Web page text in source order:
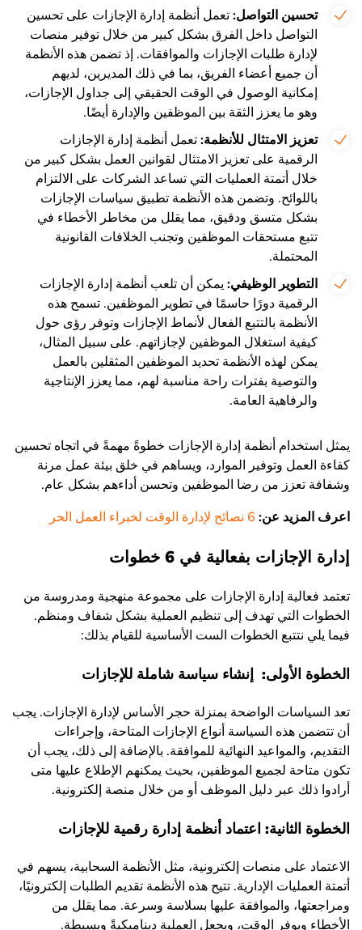
تحسين التواصل:تعمل أنظمة إدارة الإجازات على تحسين
التواصل داخل الفرق بشكل كبير من خلال توفير منصات
لإدارة طلبات الإجازات والموافقات. إذ تضمن هذه الأنظمة
أن جميع أعضاء الفريق، بما في ذلك المديرين، لديهم
إمكانية الوصول في الوقت الحقيقي إلى جداول الإجازات،
وهو ما يعزز الثقة بين الموظفين والإدارة أيضًا.
تعزيز الامتثال للأنظمة:تعمل أنظمة إدارة الإجازات
الرقمية على تعزيز الامتثال لقوانين العمل بشكل كبير من
خلال أتمتة العمليات التي تساعد الشركات على الالتزام
باللوائح. وتضمن هذه الأنظمة تطبيق سياسات الإجازات
بشكل متسق ودقيق، مما يقلل من مخاطر الأخطاء في
تتبع مستحقات الموظفين وتجنب الخلافات القانونية
المحتملة.
التطوير الوظيفي:يمكن أن تلعب أنظمة إدارة الإجازات
الرقمية دورًا حاسمًا في تطوير الموظفين. تسمح هذه
الأنظمة بالتتبع الفعال لأنماط الإجازات وتوفر رؤى حول
كيفية استغلال الموظفين لإجازاتهم. على سبيل المثال،
يمكن لهذه الأنظمة تحديد الموظفين المثقلين بالعمل
والتوصية بفترات راحة مناسبة لهم، مما يعزز الإنتاجية
والرفاهية العامة.
يمثل استخدام أنظمة إدارة الإجازات خطوةً مهمةً في اتجاه تحسين
كفاءة العمل وتوفير الموارد، ويساهم في خلق بيئة عمل مرنة
وشفافة تعزز من رضا الموظفين وتحسن أداءهم بشكل عام.
اعرف المزيد عن: 6 نصائح لإدارة الوقت لخبراء العمل الحر
إدارة الإجازات بفعالية في 6 خطوات
تعتمد فعالية إدارة الإجازات على مجموعة منهجية ومدروسة من
الخطوات التي تهدف إلى تنظيم العملية بشكل شفاف ومنظم.
فيما يلي نتتبع الخطوات الست الأساسية للقيام بذلك:
الخطوة الأولى: إنشاء سياسة شاملة للإجازات
تعد السياسات الواضحة بمنزلة حجر الأساس لإدارة الإجازات. يجب
أن تتضمن هذه السياسة أنواع الإجازات المتاحة، وإجراءات
التقديم، والمواعيد النهائية للموافقة. بالإضافة إلى ذلك، يجب أن
تكون متاحة لجميع الموظفين، بحيث يمكنهم الإطلاع عليها متى
أرادوا ذلك عبر دليل الموظف أو من خلال منصة إلكترونية.
الخطوة الثانية: اعتماد أنظمة إدارة رقمية للإجازات
الاعتماد على منصات إلكترونية، مثل الأنظمة السحابية، يسهم في
أتمتة العمليات الإدارية. تتيح هذه الأنظمة تقديم الطلبات إلكترونيًا،
ومراجعتها، والموافقة عليها بسلاسة وسرعة. مما يقلل من
الأخطاء ويوفر الوقت، ويجعل العملية ديناميكيةً وبسيطة.